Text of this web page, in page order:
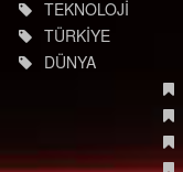
TEKNOLOJİ
TÜRKİYE
DÜNYA